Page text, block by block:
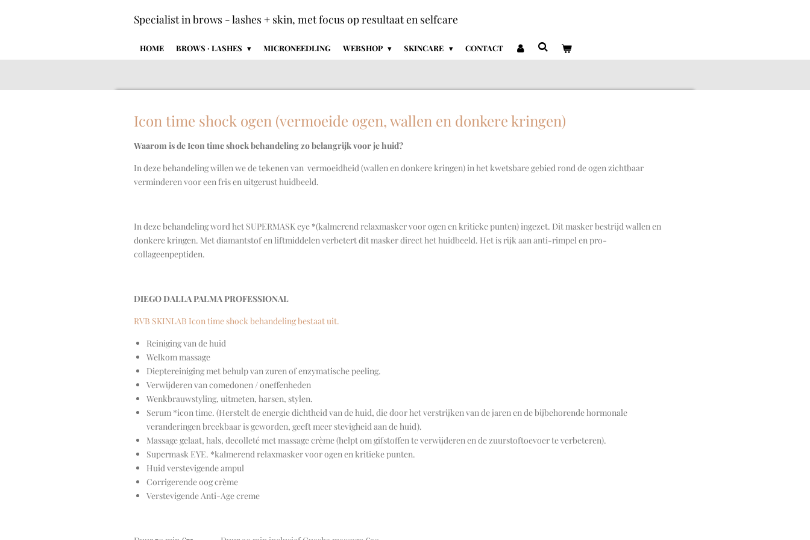
Specialist in brows - lashes + skin, met focus op resultaat en selfcare
HOME BROWS · LASHES MICRONEEDLING WEBSHOP SKINCARE CONTACT
Icon time shock ogen (vermoeide ogen, wallen en donkere kringen)
Waarom is de Icon time shock behandeling zo belangrijk voor je huid?
In deze behandeling willen we de tekenen van vermoeidheid (wallen en donkere kringen) in het kwetsbare gebied rond de ogen zichtbaar
verminderen voor een fris en uitgerust huidbeeld.
In deze behandeling word het SUPERMASK eye *(kalmerend relaxmasker voor ogen en kritieke punten) ingezet. Dit masker bestrijd wallen en
donkere kringen. Met diamantstof en liftmiddelen verbetert dit masker direct het huidbeeld. Het is rijk aan anti-rimpel en pro-
collageenpeptiden.
DIEGO DALLA PALMA PROFESSIONAL
RVB SKINLAB Icon time shock behandeling bestaat uit.
Reiniging van de huid
Welkom massage
Dieptereiniging met behulp van zuren of enzymatische peeling.
Verwijderen van comedonen / oneffenheden
Wenkbrauwstyling, uitmeten, harsen, stylen.
Serum *icon time. (Herstelt de energie dichtheid van de huid, die door het verstrijken van de jaren en de bijbehorende hormonale
veranderingen breekbaar is geworden, geeft meer stevigheid aan de huid).
Massage gelaat, hals, decolleté met massage crème (helpt om gifstoffen te verwijderen en de zuurstoftoevoer te verbeteren).
Supermask EYE. *kalmerend relaxmasker voor ogen en kritieke punten.
Huid verstevigende ampul
Corrigerende oog crème
Verstevigende Anti-Age creme